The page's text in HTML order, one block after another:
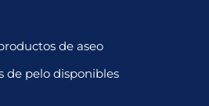
de aseo
de pelo disponibles